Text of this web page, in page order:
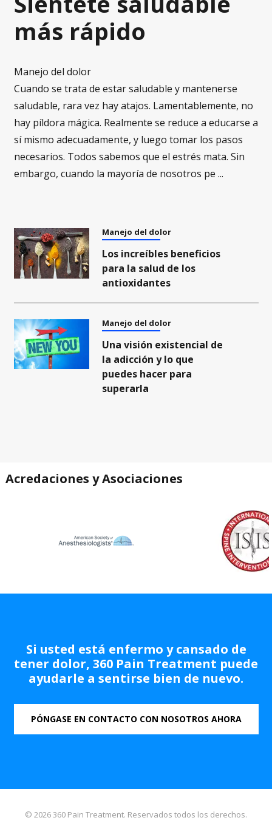
más rápido
Manejo del dolor
Cuando se trata de estar saludable y mantenerse
saludable, rara vez hay atajos. Lamentablemente, no
hay píldora mágica. Realmente se reduce a educarse a
sí mismo adecuadamente, y luego tomar los pasos
necesarios. Todos sabemos que el estrés mata. Sin
embargo, cuando la mayoría de nosotros pe ...
Manejo del dolor
Los increíbles beneficios
para la salud de los
antioxidantes
Manejo del dolor
Una visión existencial de
la adicción y lo que
puedes hacer para
superarla
Si usted está enfermo y cansado de
tener dolor, 360 Pain Treatment puede
ayudarle a sentirse bien de nuevo.
PÓNGASE EN CONTACTO CON NOSOTROS AHORA
Acredaciones y Asociaciones
© 2026 360 Pain Treatment. Reservados todos los derechos.